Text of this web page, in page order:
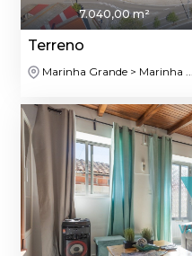
7.040,00 m²
Terreno
Marinha Grande > Marinha ...